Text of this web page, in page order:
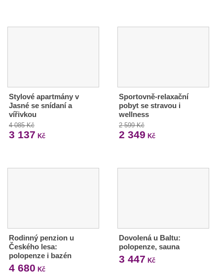
Stylové apartmány v
Jasné se snídaní a
vířivkou
4 085 Kč
3 137 Kč
Sportovně-relaxační
pobyt se stravou i
wellness
2 599 Kč
2 349 Kč
Rodinný penzion u
Českého lesa:
polopenze i bazén
4 680 Kč
Dovolená u Baltu:
polopenze, sauna
3 447 Kč